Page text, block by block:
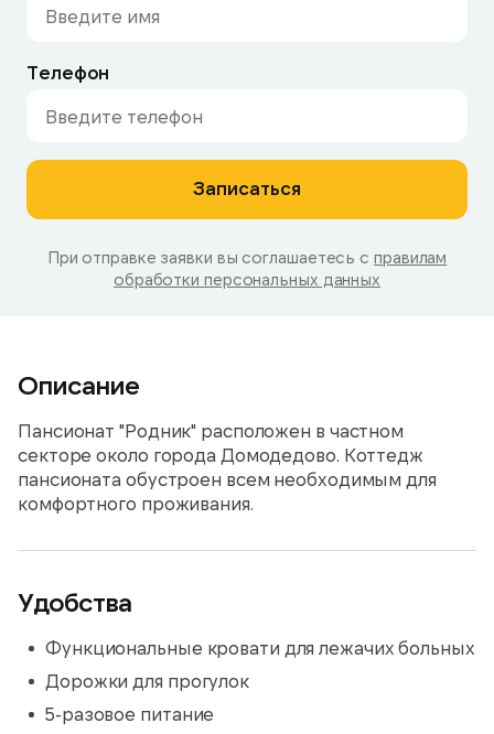
Телефон
Записаться
При отправке заявки вы соглашаетесь с правилам
обработки персональных данных
Описание
Пансионат "Родник" расположен в частном
секторе около города Домодедово. Коттедж
пансионата обустроен всем необходимым для
комфортного проживания.
Удобства
Функциональные кровати для лежачих больных
Дорожки для прогулок
5-разовое питание